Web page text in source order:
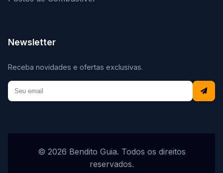
Newsletter
Receba novidades e ofertas exclusivas.
© 2026 Bendito Guia. Todos os direitos
reservados.